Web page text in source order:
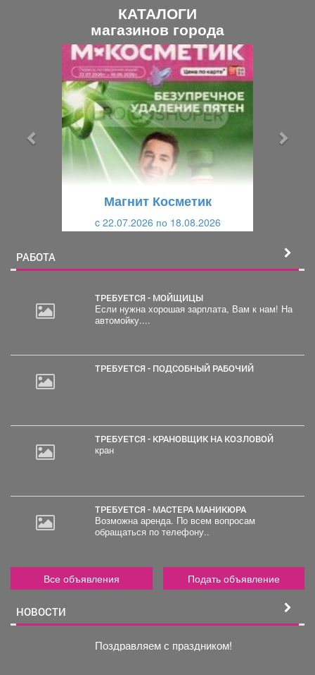
КАТАЛОГИ
магазинов города
Магнит Косметик
c 22.07.2026 по 18.08.2026
РАБОТА
ТРЕБУЕТСЯ - МОЙЩИЦЫ
Если нужна хорошая зарплата, Вам к нам! На
автомойку....
ТРЕБУЕТСЯ - ПОДСОБНЫЙ РАБОЧИЙ
ТРЕБУЕТСЯ - КРАНОВЩИК НА КОЗЛОВОЙ
кран
ТРЕБУЕТСЯ - МАСТЕРА МАНИКЮРА
Возможна аренда. По всем вопросам
обращаться по телефону..
Все объявления Подать объявление
НОВОСТИ
Поздравляем с праздником!